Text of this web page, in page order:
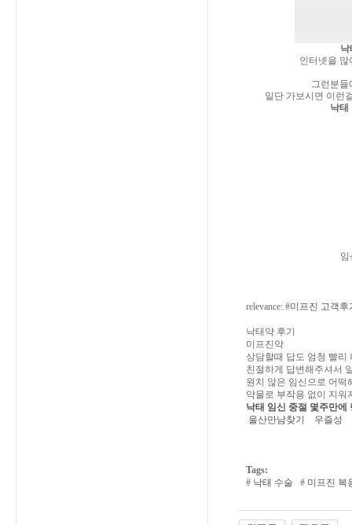
낙
인터넷을
그런분
일단 가보시면 이런
낙태
relevance: #미프진 고객후
낙태약 후기
미프진약
상담할때 답도 엄청 빨리
친절하게 답변해주셔서
원치 않은 임신으로 어떡
약물로 부작용 없이 지워
낙태 임신 중절 몇주만에
울산만남찾기
우즐성
Tags:
# 낙태 수술 # 미프진 복